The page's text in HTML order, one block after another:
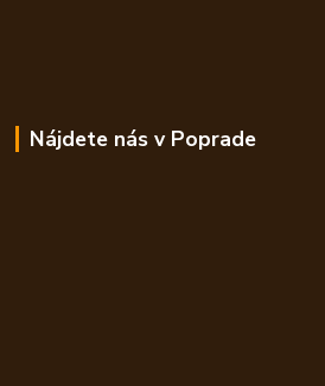
Nájdete nás v Poprade